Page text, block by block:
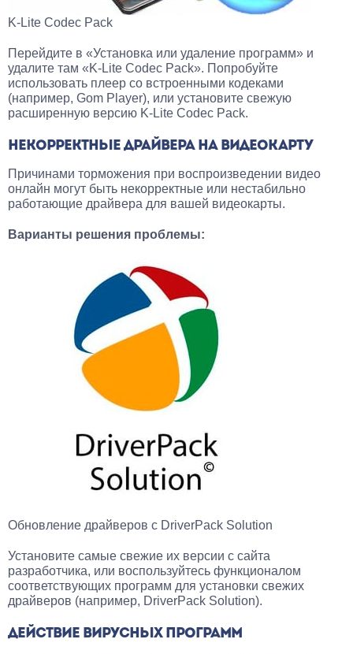
K-Lite Codec Pack
Перейдите в «Установка или удаление программ» и
удалите там «K-Lite Codec Pack». Попробуйте
использовать плеер со встроенными кодеками
(например, Gom Player), или установите свежую
расширенную версию K-Lite Codec Pack.
НЕКОРРЕКТНЫЕ ДРАЙВЕРА НА ВИДЕОКАРТУ
Причинами торможения при воспроизведении видео
онлайн могут быть некорректные или нестабильно
работающие драйвера для вашей видеокарты.
Варианты решения проблемы:
Обновление драйверов с DriverPack Solution
Установите самые свежие их версии с сайта
разработчика, или воспользуйтесь функционалом
соответствующих программ для установки свежих
драйверов (например, DriverPack Solution).
ДЕЙСТВИЕ ВИРУСНЫХ ПРОГРАММ